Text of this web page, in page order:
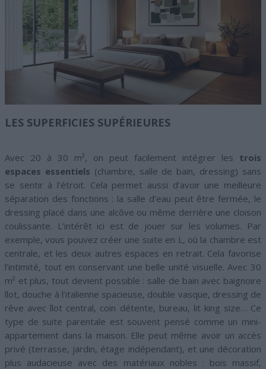
LES SUPERFICIES SUPÉRIEURES
Avec 20 à 30 m², on peut facilement intégrer les trois
espaces essentiels (chambre, salle de bain, dressing) sans
se sentir à l’étroit. Cela permet aussi d’avoir une meilleure
séparation des fonctions : la salle d’eau peut être fermée, le
dressing placé dans une alcôve ou même derrière une cloison
coulissante. L’intérêt ici est de jouer sur les volumes. Par
exemple, vous pouvez créer une suite en L, où la chambre est
centrale, et les deux autres espaces en retrait. Cela favorise
l’intimité, tout en conservant une belle unité visuelle. Avec 30
m² et plus, tout devient possible : salle de bain avec baignoire
îlot, douche à l’italienne spacieuse, double vasque, dressing de
rêve avec îlot central, coin détente, bureau, lit king size… Ce
type de suite parentale est souvent pensé comme un mini-
appartement dans la maison. Elle peut même avoir un accès
privé (terrasse, jardin, étage indépendant), et une décoration
plus audacieuse avec des matériaux nobles : bois massif,